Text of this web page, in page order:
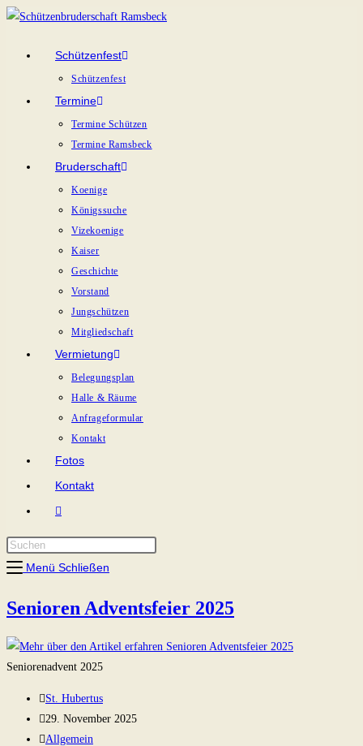
Zum
springen
Schützenfest
Schützenfest
Termine
Termine Schützen
Termine Ramsbeck
Bruderschaft
Koenige
Königssuche
Vizekoenige
Kaiser
Geschichte
Vorstand
Jungschützen
Mitgliedschaft
Vermietung
Belegungsplan
Halle & Räume
Anfrageformular
Kontakt
Fotos
Kontakt
Website-
Suche
Menü Schließen
Senioren Adventsfeier 2025
Seniorenadvent 2025
Beitrags-
Autor:
St. Hubertus
Beitrag
veröffentlicht:
29. November 2025
Beitrags-
Allgemein